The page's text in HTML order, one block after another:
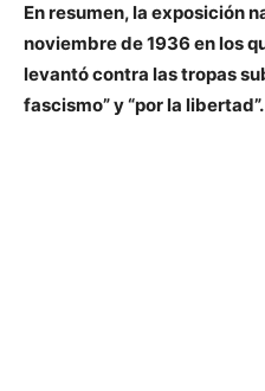
En resumen, la exposición
noviembre de 1936 en los
levantó contra las tropas
fascismo” y “por la libertad”.